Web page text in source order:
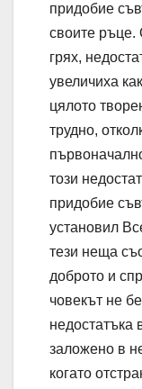
придобие
своите ръце.
грях,
увеличиха
цялото
трудно,
този
придобие
установил
тези неща
доброто и
човекът не
недостатъка
заложено в
когато